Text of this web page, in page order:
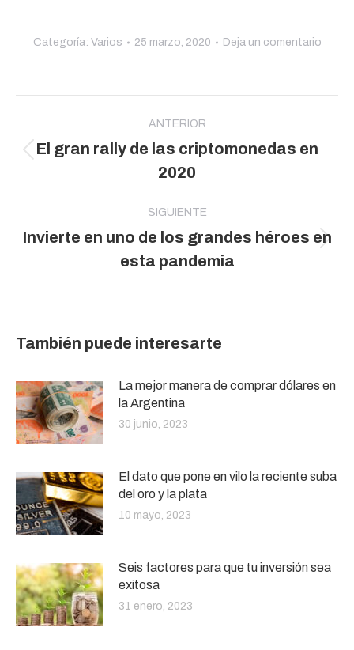
Categoría: Varios 25 marzo, 2020 Deja un comentario
publicaciones
ANTERIOR
Publicación
anterior:
El gran rally de las criptomonedas en
2020
SIGUIENTE
Publicación
siguiente:
Invierte en uno de los grandes héroes en
esta pandemia
También puede interesarte
La mejor manera de comprar dólares en
la Argentina
30 junio, 2023
El dato que pone en vilo la reciente suba
del oro y la plata
10 mayo, 2023
Seis factores para que tu inversión sea
exitosa
31 enero, 2023